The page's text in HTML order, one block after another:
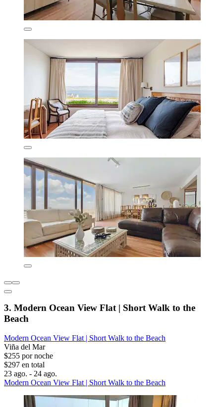
3. Modern Ocean View Flat | Short Walk to the
Beach
Modern Ocean View Flat | Short Walk to the Beach
Viña del Mar
$255 por noche
$297 en total
23 ago. - 24 ago.
Modern Ocean View Flat | Short Walk to the Beach